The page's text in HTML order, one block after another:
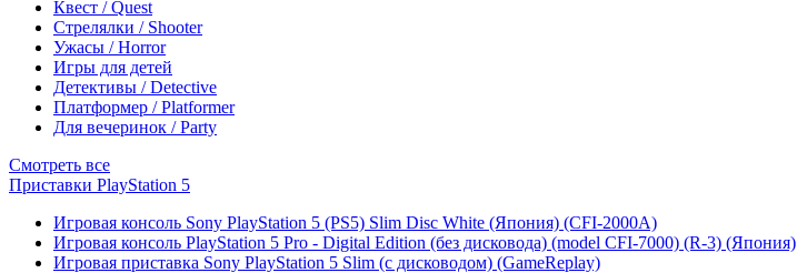
Квест / Quest
Стрелялки / Shooter
Ужасы / Horror
Игры для детей
Детективы / Detective
Платформер / Platformer
Для вечеринок / Party
Смотреть все
Приставки PlayStation 5
Игровая консоль Sony PlayStation 5 (PS5) Slim Disc White (Япония) (CFI-2000A)
Игровая консоль PlayStation 5 Pro - Digital Edition (без дисковода) (model CFI-7000) (R-3) (Япония)
Игровая приставка Sony PlayStation 5 Slim (с дисководом) (GameReplay)